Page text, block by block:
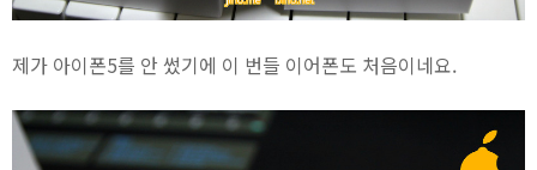
제가 아이폰5를 안 썼기에 이 번들 이어폰도 처음이네요.